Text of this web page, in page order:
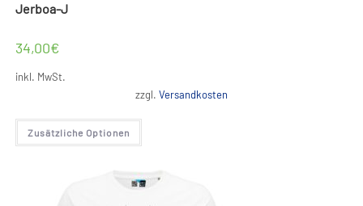
Jerboa-J
34,00€
inkl. MwSt.
zzgl. Versandkosten
Zusätzliche Optionen
Dieses
weist
Varianten
auf.
Die